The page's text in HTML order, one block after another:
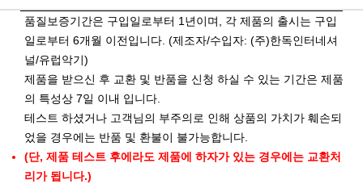
품질보증기간은 구입일로부터 1년이며, 각 제품의 출시는 구입
일로부터 6개월 이전입니다. (제조자/수입자: (주)한독인터네셔
널/유럽악기)
제품을 받으신 후 교환 및 반품을 신청 하실 수 있는 기간은 제품
의 특성상 7일 이내 입니다.
테스트 하셨거나 고객님의 부주의로 인해 상품의 가치가 훼손되
었을 경우에는 반품 및 환불이 불가능합니다.
(단, 제품 테스트 후에라도 제품에 하자가 있는 경우에는 교환처
리가 됩니다.)